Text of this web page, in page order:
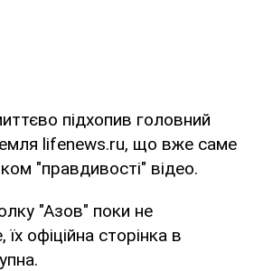
підхопив головний
lifenews.ru, що вже саме
"правдивості" відео.
"Азов" поки не
офіційна сторінка в